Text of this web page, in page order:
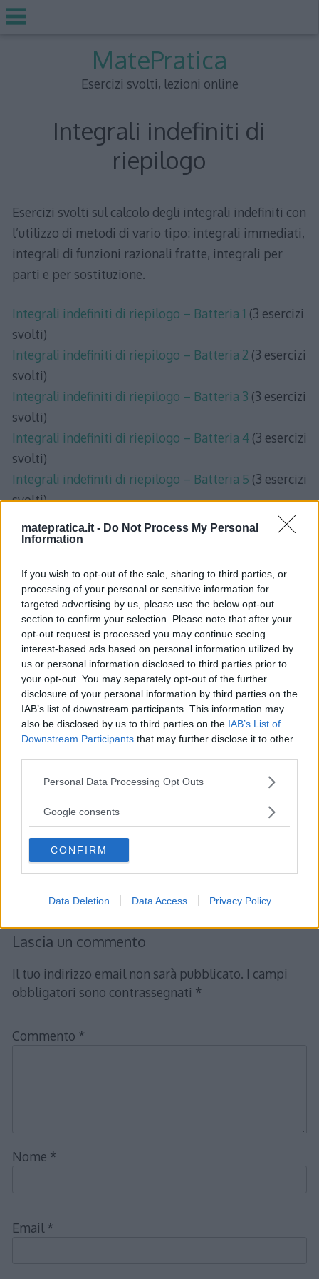
matepratica.it - Do Not Process My Personal
Information
If you wish to opt-out of the sale, sharing to third parties, or
processing of your personal or sensitive information for
targeted advertising by us, please use the below opt-out
section to confirm your selection. Please note that after your
opt-out request is processed you may continue seeing
interest-based ads based on personal information utilized by
us or personal information disclosed to third parties prior to
your opt-out. You may separately opt-out of the further
disclosure of your personal information by third parties on the
IAB’s list of downstream participants. This information may
also be disclosed by us to third parties on the IAB’s List of
Downstream Participants that may further disclose it to other
Please note that this website/app uses one or more Google
not limited to your visit or usage behaviour. You may click to
use your data for below specified purposes in below Google
consent section.
Personal Data Processing Opt Outs
Google consents
CONFIRM
Data Deletion Data Access Privacy Policy
MatePratica
Esercizi svolti, lezioni online
Integrali indefiniti di
riepilogo
Esercizi svolti sul calcolo degli integrali indefiniti con
l’utilizzo di metodi di vario tipo: integrali immediati,
integrali di funzioni razionali fratte, integrali per
parti e per sostituzione.
Integrali indefiniti di riepilogo – Batteria 1 (3 esercizi
svolti)
Integrali indefiniti di riepilogo – Batteria 2 (3 esercizi
svolti)
Integrali indefiniti di riepilogo – Batteria 3 (3 esercizi
svolti)
Integrali indefiniti di riepilogo – Batteria 4(3 esercizi
svolti)
Integrali indefiniti di riepilogo – Batteria 5 (3 esercizi
svolti)
One thought on “Integrali
indefiniti di riepilogo”
KEMALha detto:
20 Marzo 2021 alle 13:02
VERAMENTE COMPLIMENTI PER
LOTTIMO SITO CHE SICURAMENTE
RIUSERò PER FISICA.
Rispondi
Lascia un commento
Il tuo indirizzo email non sarà pubblicato. I campi
obbligatori sono contrassegnati *
Commento *
Nome *
Email *